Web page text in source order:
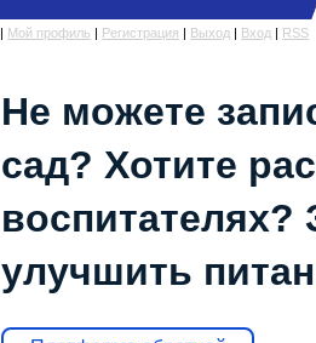
| Мой профиль | Регистрация | Выход | Вход | RSS
Не можете
сад? Хотите
воспитателях?
улучшить